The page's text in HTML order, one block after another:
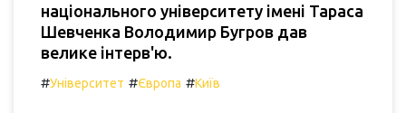
національного університету імені Тараса
Шевченка Володимир Бугров дав
велике інтерв'ю.
#Університет #Європа #Київ